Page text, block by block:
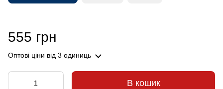
555 грн
Оптові ціни від 3 одиниць
В кошик